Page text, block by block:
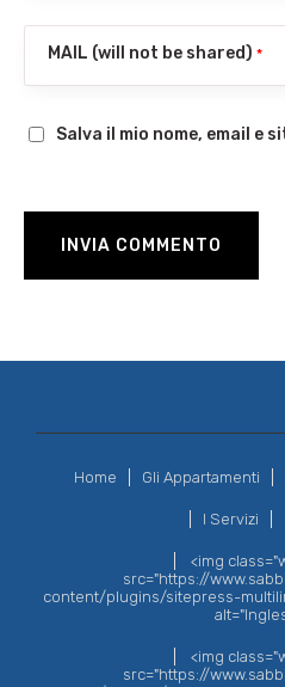
MAIL (will not be shared) *
Salva il mio nome, email e
Home Gli Appartamenti
I Servizi
<img
src="https://
content/plugins/sitepress-
<img
src="https://